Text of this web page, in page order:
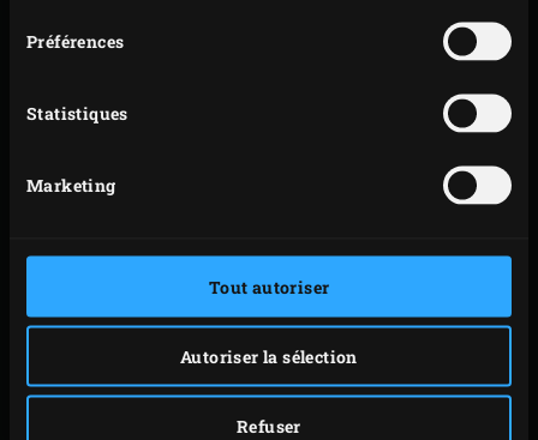
Préférences
Statistiques
Marketing
Tout autoriser
Autoriser la sélection
Refuser
coriandre à part pour décorer et servir la soupe.
Ajoutez la pâte de curry et faites chauffer le
remuez de temps en temps en veillant à bien
Déglacez le mélange de potiron avec le bouillon de
couvercle de l’EGG et laissez la soupe infuser
pendant 15-20 minutes jusqu’à ce que le potiron soit
tendre.
Sortez le faitout de l’EGG et retirez la citronnelle, les
quartiers de citron vert et les feuilles de djeroek
poeroet. Réduisez la soupe en purée avec un mixeur.